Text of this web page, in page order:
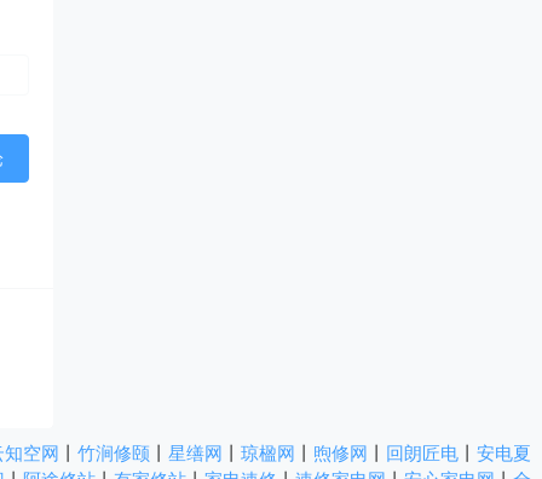
知空网 竹涧修颐 星缮网 琼楹网 煦修网 回朗匠电
安电夏